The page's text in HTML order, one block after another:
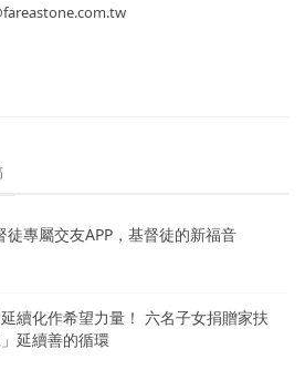
徒專屬交友APP，基督徒的新福音
續化作希望力量！ 六名子女捐贈家扶
」延續善的循環